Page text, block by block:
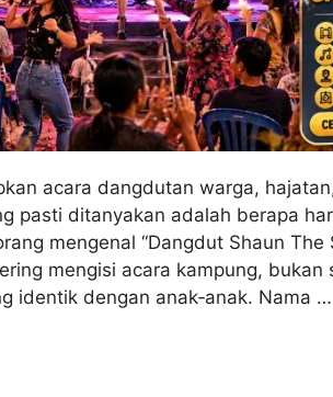
acara dangdutan warga,
pasti ditanyakan adalah berapa
mengenal “Dangdut Shaun The
mengisi acara kampung, bukan
identik dengan anak‑anak. Nama …